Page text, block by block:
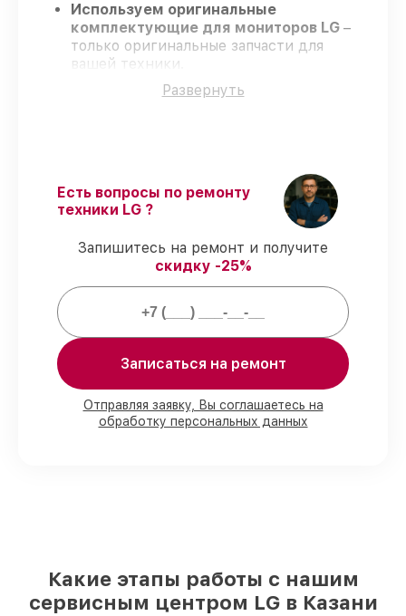
Используем оригинальные
комплектующие для мониторов LG –
только оригинальные запчасти для
вашей техники.
Опытные специалисты
строгий отбор, что подтверждает
мониторов LG без бесконечных
переносов.
Официальная гарантия
– на все ремонт
предоставляется гарантия до 3-х лет.
Мы гарантируем:
ремонтов по ремонту исполняются
в присутствии клиента
90%
запчастей LG готовы к установке в
наших мастерских в Казани, остальные
доставляются быстро
Развернуть
Есть вопросы по ремонту
техники LG ?
Запишитесь на ремонт и получите
скидку -25%
Записаться на ремонт
Отправляя заявку, Вы соглашаетесь на
обработку персональных данных
Какие этапы работы с нашим
сервисным центром LG в Казани